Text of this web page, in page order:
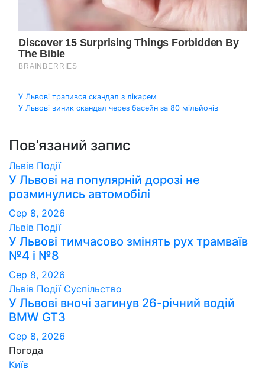
Навігація
У Львові трапився скандал з лікарем
У Львові виник скандал через басейн за 80 мільйонів
Пов’язаний запис
Львів Події
У Львові на популярній дорозі не
розминулись автомобілі
Сер 8, 2026
Львів Події
У Львові тимчасово змінять рух трамваїв
№4 і №8
Сер 8, 2026
Львів Події Суспільство
У Львові вночі загинув 26-річний водій
BMW GT3
Сер 8, 2026
Погода
Київ